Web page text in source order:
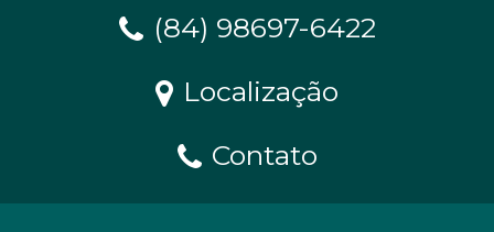
(84) 98697-6422
Localização
Contato